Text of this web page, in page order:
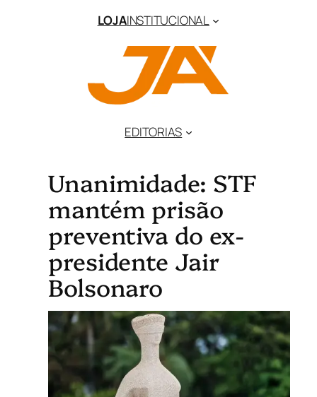
LOJAINSTITUCIONAL
EDITORIAS
Unanimidade: STF
mantém prisão
preventiva do ex-
presidente Jair
Bolsonaro